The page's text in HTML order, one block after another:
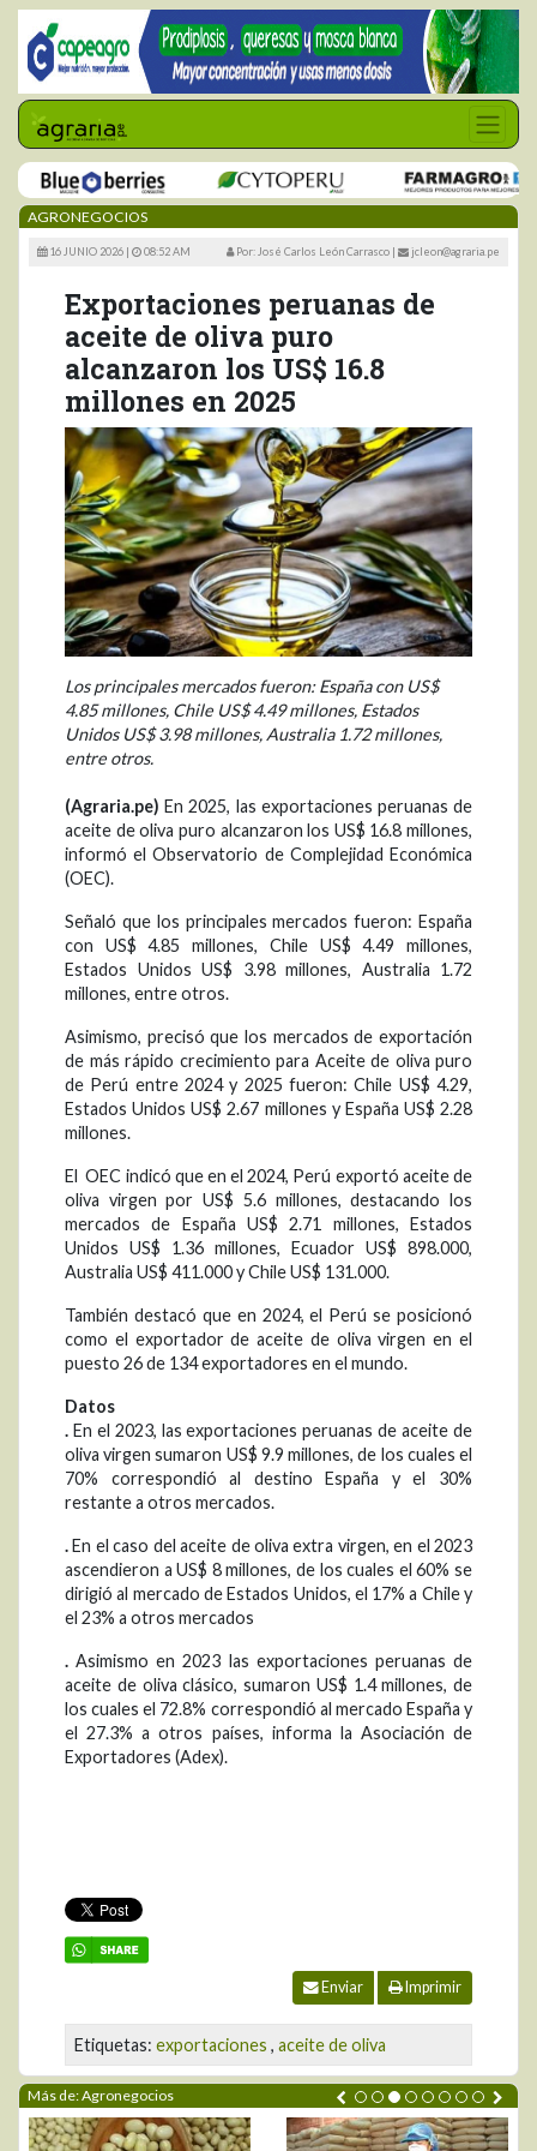
AGRONEGOCIOS
16 JUNIO 2026 | 08:52 AM Por: José Carlos León Carrasco | jcleon@agraria.pe
Exportaciones peruanas de
aceite de oliva puro
alcanzaron los US$ 16.8
millones en 2025
Los principales mercados fueron: España con US$
4.85 millones, Chile US$ 4.49 millones, Estados
Unidos US$ 3.98 millones, Australia 1.72 millones,
entre otros.
(Agraria.pe) En 2025, las exportaciones peruanas de
aceite de oliva puro alcanzaron los US$ 16.8 millones,
informó el Observatorio de Complejidad Económica
(OEC).
Señaló que los principales mercados fueron: España
con US$ 4.85 millones, Chile US$ 4.49 millones,
Estados Unidos US$ 3.98 millones, Australia 1.72
millones, entre otros.
Asimismo, precisó que los mercados de exportación
de más rápido crecimiento para Aceite de oliva puro
de Perú entre 2024 y 2025 fueron: Chile US$ 4.29,
Estados Unidos US$ 2.67 millones y España US$ 2.28
millones.
El OEC indicó que en el 2024, Perú exportó aceite de
oliva virgen por US$ 5.6 millones, destacando los
mercados de España US$ 2.71 millones, Estados
Unidos US$ 1.36 millones, Ecuador US$ 898.000,
Australia US$ 411.000 y Chile US$ 131.000.
También destacó que en 2024, el Perú se posicionó
como el exportador de aceite de oliva virgen en el
puesto 26 de 134 exportadores en el mundo.
Datos
. En el 2023, las exportaciones peruanas de aceite de
oliva virgen sumaron US$ 9.9 millones, de los cuales el
70% correspondió al destino España y el 30%
restante a otros mercados.
.En el caso del aceite de oliva extra virgen, en el 2023
ascendieron a US$ 8 millones, de los cuales el 60% se
dirigió al mercado de Estados Unidos, el 17% a Chile y
el 23% a otros mercados
. Asimismo en 2023 las exportaciones peruanas de
aceite de oliva clásico, sumaron US$ 1.4 millones, de
los cuales el 72.8% correspondió al mercado España y
el 27.3% a otros países, informa la Asociación de
Exportadores (Adex).
Enviar Imprimir
Etiquetas: exportaciones , aceite de oliva
Más de: Agronegocios